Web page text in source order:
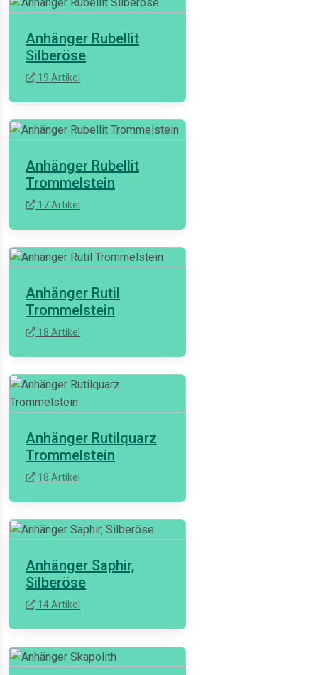
Anhänger Rubellit
Silberöse
19 Artikel
Anhänger Rubellit
Trommelstein
17 Artikel
Anhänger Rutil
Trommelstein
18 Artikel
Anhänger Rutilquarz
Trommelstein
18 Artikel
Anhänger Saphir,
Silberöse
14 Artikel